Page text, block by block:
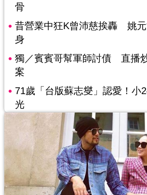
骨
昔營業中狂K曾沛慈挨轟 姚
身
獨／賓賓哥幫軍師討債 直播
案
71歲「台版蘇志燮」認愛！小
光